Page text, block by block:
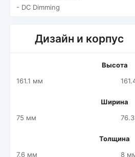
- DC Dimming
Дизайн и корпус
Высота
161.1 мм
Ширина
75 мм
Толщина
7.6 мм
8